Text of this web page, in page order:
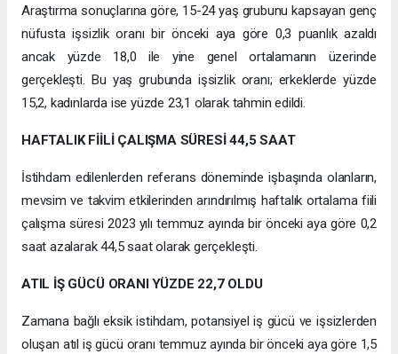
Araştırma sonuçlarına göre, 15-24 yaş grubunu kapsayan genç
nüfusta işsizlik oranı bir önceki aya göre 0,3 puanlık azaldı
ancak yüzde 18,0 ile yine genel ortalamanın üzerinde
gerçekleşti. Bu yaş grubunda işsizlik oranı; erkeklerde yüzde
15,2, kadınlarda ise yüzde 23,1 olarak tahmin edildi.
HAFTALIK FİİLİ ÇALIŞMA SÜRESİ 44,5 SAAT
İstihdam edilenlerden referans döneminde işbaşında olanların,
mevsim ve takvim etkilerinden arındırılmış haftalık ortalama fiili
çalışma süresi 2023 yılı temmuz ayında bir önceki aya göre 0,2
saat azalarak 44,5 saat olarak gerçekleşti.
ATIL İŞ GÜCÜ ORANI YÜZDE 22,7 OLDU
Zamana bağlı eksik istihdam, potansiyel iş gücü ve işsizlerden
oluşan atıl iş gücü oranı temmuz ayında bir önceki aya göre 1,5